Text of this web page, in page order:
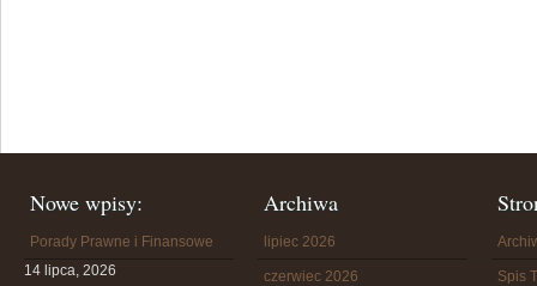
Nowe wpisy:
Porady Prawne i Finansowe
14 lipca, 2026
Archiwa
lipiec 2026
czerwiec 2026 Spis